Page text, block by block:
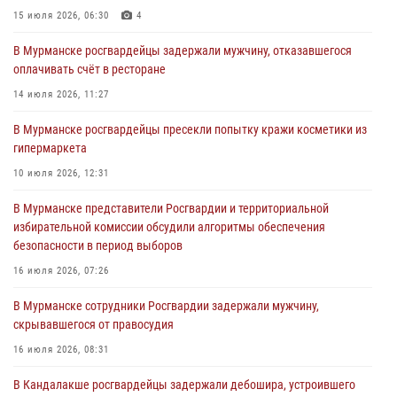
города Кандалакши
Сотрудники Росгвардии провели инструктаж по
антитеррористической защищенности для членов избирательных
31 июля 2026, 08:48 3
Сотрудники Росгвардии задержали мужчину, не оплатившего счет в
30 июля 2026, 14:09
В Управлении Росгвардии по Мурманской области прошло пожарно-
тактическое занятие совместно с МЧС России
15 июля 2026, 06:30 4
В Мурманске росгвардейцы задержали мужчину, отказавшегося
оплачивать счёт в ресторане
14 июля 2026, 11:27
В Мурманске росгвардейцы пресекли попытку кражи косметики из
гипермаркета
10 июля 2026, 12:31
В Мурманске представители Росгвардии и территориальной
избирательной комиссии обсудили алгоритмы обеспечения
безопасности в период выборов
16 июля 2026, 07:26
В Мурманске сотрудники Росгвардии задержали мужчину,
скрывавшегося от правосудия
16 июля 2026, 08:31
В Кандалакше росгвардейцы задержали дебошира, устроившего